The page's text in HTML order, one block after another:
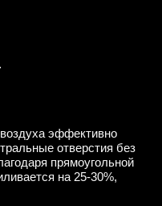
эффективно
отверстия без
прямоугольной
на 25-30%,